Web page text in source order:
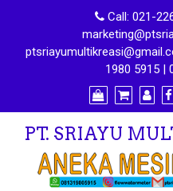
Call: 021-
1980 5915 |
PT. SRIAYU